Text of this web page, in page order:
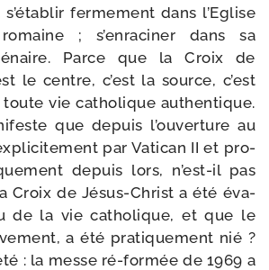
s’établir fer­me­ment dans l’Eglise
; s’enraciner dans sa
Parce que la Croix de
le centre, c’est la source, c’est
toute vie catho­lique authen­tique.
que depuis l’ouverture au
par Vatican II et pro­
depuis lors, n’est-il pas
Croix de Jésus-​Christ a été éva­
de la vie catho­lique, et que le
a été pra­ti­que­ment nié ?
: la messe ré-​formée de 1969 a